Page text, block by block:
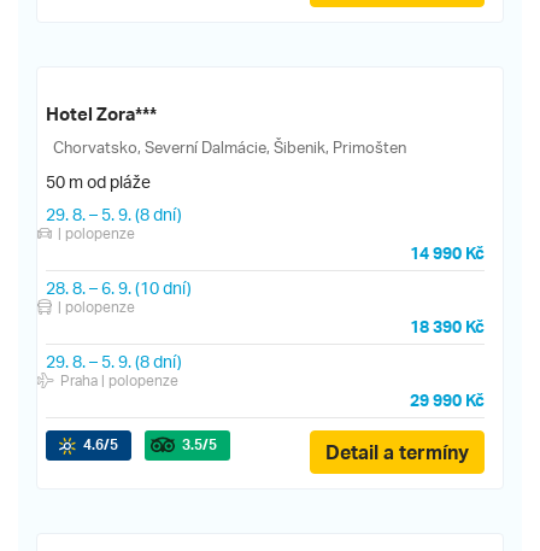
Hotel Zora***
Chorvatsko, Severní Dalmácie, Šibenik, Primošten
50 m od pláže
29. 8.– 5. 9.(8 dní)
| polopenze
14 990 Kč
28. 8.–6. 9.(10 dní)
| polopenze
18 390 Kč
29. 8.– 5. 9.(8 dní)
Praha| polopenze
29 990 Kč
4.6/5 3.5/5 Detail a termíny